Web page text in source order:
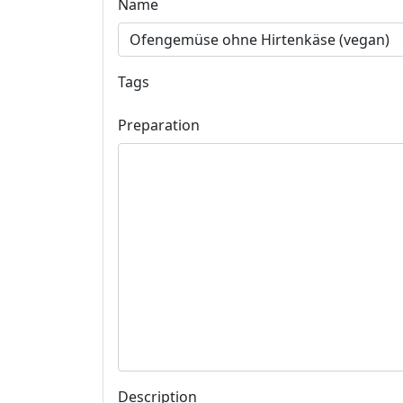
Name
Tags
Preparation
Description